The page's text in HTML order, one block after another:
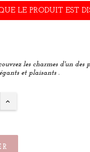
LE PRODUIT EST
les charmes d'un
et plaisants .